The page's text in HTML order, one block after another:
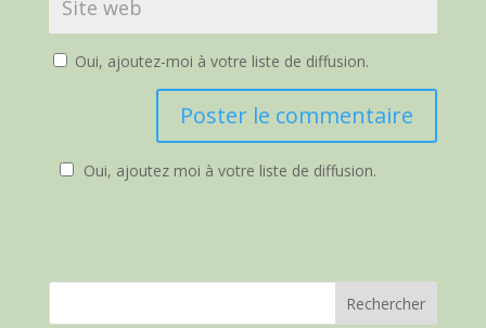
Oui, ajoutez-moi à votre liste de diffusion.
Oui, ajoutez moi à votre liste de diffusion.